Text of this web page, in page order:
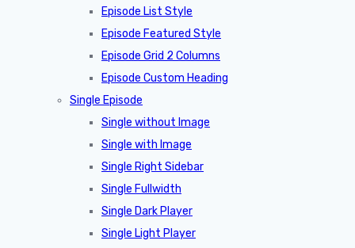
Episode List Style
Episode Featured Style
Episode Grid 2 Columns
Episode Custom Heading
Single Episode
Single without Image
Single with Image
Single Right Sidebar
Single Fullwidth
Single Dark Player
Single Light Player